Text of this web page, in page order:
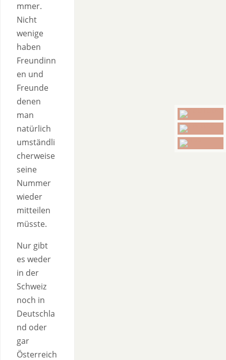
mmer.
Nicht
wenige
haben
Freundinn
en und
Freunde
denen
man
natürlich
umständli
cherweise
seine
Nummer
wieder
mitteilen
müsste.
Nur gibt
es weder
in der
Schweiz
noch in
Deutschla
nd oder
gar
Österreich